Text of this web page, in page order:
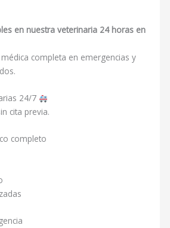
en nuestra veterinaria 24 horas en
completa en emergencias y
24/7
cita previa.
completo